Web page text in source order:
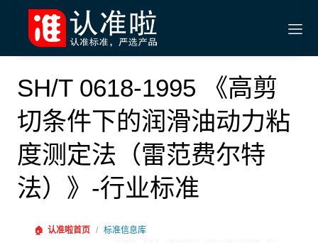
SH/T 0618-1995 《高剪
切条件下的润滑油动力粘
度测定法（雷范费尔特
法）》-行业标准
🏠 认准啦首页 / 标准信息库